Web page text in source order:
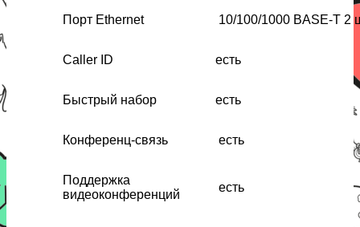
Порт Ethernet 10/100/1000 BASE-T 2
Caller ID есть
Быстрый набор есть
Конференц-связь есть
Поддержка
видеоконференций
есть